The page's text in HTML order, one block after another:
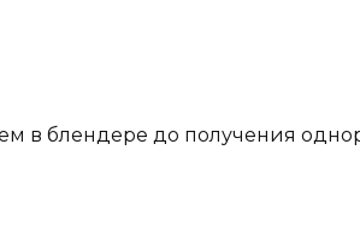
в блендере до получения